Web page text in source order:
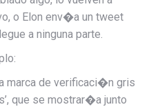
o Elon env�a un tweet
a ninguna parte.
marca de verificaci�n gris
que se mostrar�a junto